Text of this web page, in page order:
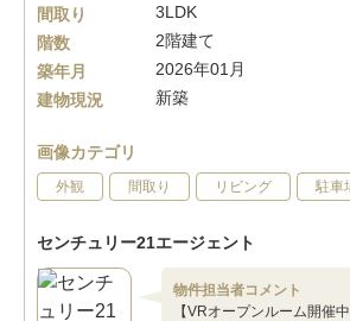
間取り
3LDK
階数
2階建て
築年月
2026年01月
建物現況
新築
画像カテゴリ
外観 間取り リビング 駐車
センチュリー21エージェント
物件担当者コメント
【VRオープンルーム開催